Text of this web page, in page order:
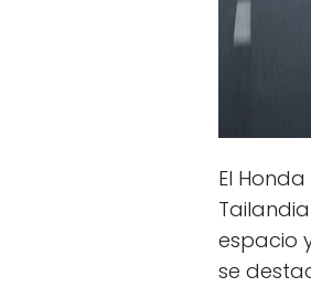
El
espacio
se